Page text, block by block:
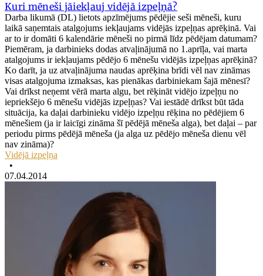
Kuri mēneši jāiekļauj vidējā izpeļņā?
Darba likumā (DL) lietots apzīmējums pēdējie seši mēneši, kuru
laikā saņemtais atalgojums iekļaujams vidējās izpeļņas aprēķinā. Vai
ar to ir domāti 6 kalendārie mēneši no pirmā līdz pēdējam datumam?
Piemēram, ja darbinieks dodas atvaļinājumā no 1.aprīļa, vai marta
atalgojums ir iekļaujams pēdējo 6 mēnešu vidējās izpeļņas aprēķinā?
Ko darīt, ja uz atvaļinājuma naudas aprēķina brīdi vēl nav zināmas
visas atalgojuma izmaksas, kas pienākas darbiniekam šajā mēnesī?
Vai drīkst neņemt vērā marta algu, bet rēķināt vidējo izpeļņu no
iepriekšējo 6 mēnešu vidējās izpeļņas? Vai iestādē drīkst būt tāda
situācija, ka daļai darbinieku vidējo izpeļņu rēķina no pēdējiem 6
mēnešiem (ja ir laicīgi zināma šī pēdējā mēneša alga), bet daļai – par
periodu pirms pēdējā mēneša (ja alga uz pēdējo mēneša dienu vēl
nav zināma)?
Vidējā izpeļņa
•
07.04.2014